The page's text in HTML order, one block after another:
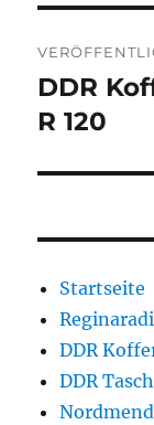
DDR
R 120
Startseite
DDR
DDR